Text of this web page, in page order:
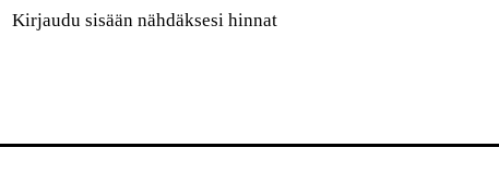
Kirjaudu sisään nähdäksesi hinnat